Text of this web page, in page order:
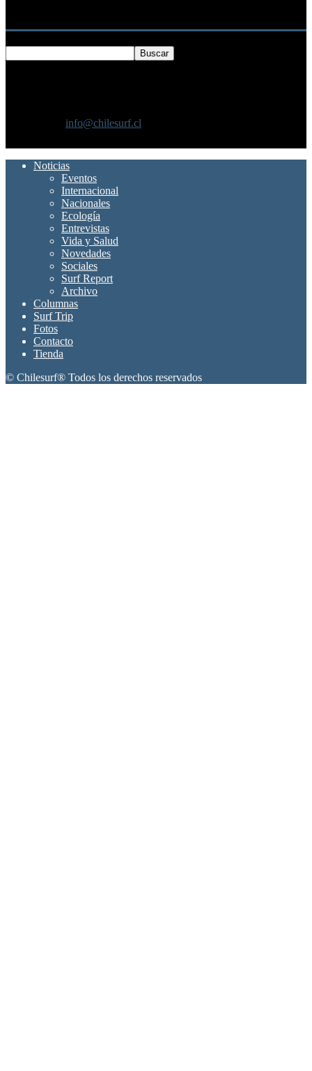
info@chilesurf.cl
Noticias
Eventos
Internacional
Nacionales
Ecología
Entrevistas
Vida y Salud
Novedades
Sociales
Surf Report
Archivo
Columnas
Surf Trip
Fotos
Contacto
Tienda
© Chilesurf® Todos los derechos reservados